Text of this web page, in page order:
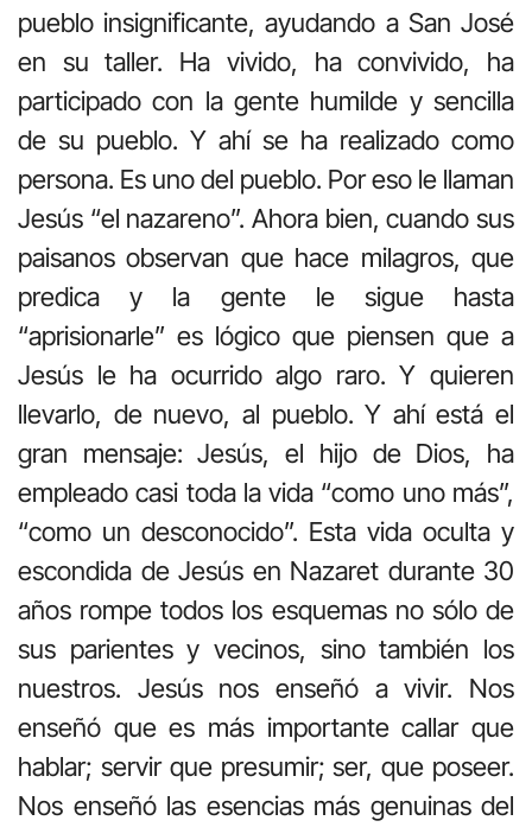
pueblo insignificante, ayudando a San José
en su taller. Ha vivido, ha convivido, ha
participado con la gente humilde y sencilla
de su pueblo. Y ahí se ha realizado como
persona. Es uno del pueblo. Por eso le llaman
Jesús “el nazareno”. Ahora bien, cuando sus
paisanos observan que hace milagros, que
predica y la gente le sigue hasta
“aprisionarle” es lógico que piensen que a
Jesús le ha ocurrido algo raro. Y quieren
llevarlo, de nuevo, al pueblo. Y ahí está el
gran mensaje: Jesús, el hijo de Dios, ha
empleado casi toda la vida “como uno más”,
“como un desconocido”. Esta vida oculta y
escondida de Jesús en Nazaret durante 30
años rompe todos los esquemas no sólo de
sus parientes y vecinos, sino también los
nuestros. Jesús nos enseñó a vivir. Nos
enseñó que es más importante callar que
hablar; servir que presumir; ser, que poseer.
Nos enseñó las esencias más genuinas del